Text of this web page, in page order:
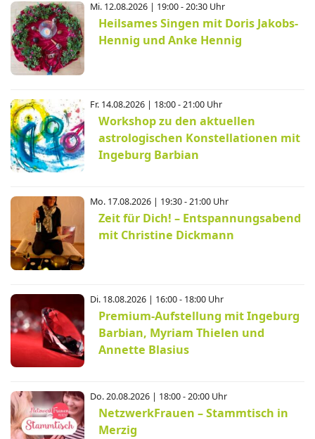
Mi. 12.08.2026 | 19:00 - 20:30 Uhr
Heilsames Singen mit Doris Jakobs-
Hennig und Anke Hennig
Fr. 14.08.2026 | 18:00 - 21:00 Uhr
Workshop zu den aktuellen
astrologischen Konstellationen mit
Ingeburg Barbian
Mo. 17.08.2026 | 19:30 - 21:00 Uhr
Zeit für Dich! – Entspannungsabend
mit Christine Dickmann
Di. 18.08.2026 | 16:00 - 18:00 Uhr
Premium-Aufstellung mit Ingeburg
Barbian, Myriam Thielen und
Annette Blasius
Do. 20.08.2026 | 18:00 - 20:00 Uhr
NetzwerkFrauen – Stammtisch in
Merzig